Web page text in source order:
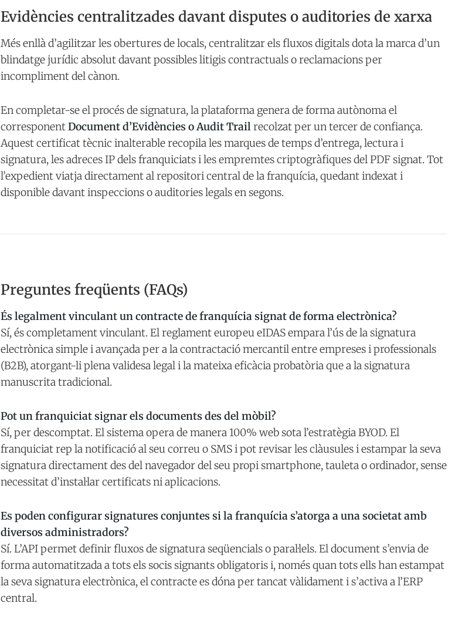
Evidències centralitzades davant disputes o auditories de xarxa
Més enllà d’agilitzar les obertures de locals, centralitzar els fluxos digitals dota la marca d’un
blindatge jurídic absolut davant possibles litigis contractuals o reclamacions per
incompliment del cànon.
En completar-se el procés de signatura, la plataforma genera de forma autònoma el
corresponentDocument d’Evidències o Audit Trailrecolzat per un tercer de confiança.
Aquest certificat tècnic inalterable recopila les marques de temps d’entrega, lectura i
signatura, les adreces IP dels franquiciats i les empremtes criptogràfiques del PDF signat. Tot
l’expedient viatja directament al repositori central de la franquícia, quedant indexat i
disponible davant inspeccions o auditories legals en segons.
Preguntes freqüents (FAQs)
És legalment vinculant un contracte de franquícia signat de forma electrònica?
Sí, és completament vinculant. El reglament europeu eIDAS empara l’ús de la signatura
electrònica simple i avançada per a la contractació mercantil entre empreses i professionals
(B2B), atorgant-li plena validesa legal i la mateixa eficàcia probatòria que a la signatura
manuscrita tradicional.
Pot un franquiciat signar els documents des del mòbil?
Sí, per descomptat. El sistema opera de manera 100% web sota l’estratègia BYOD. El
franquiciat rep la notificació al seu correu o SMS i pot revisar les clàusules i estampar la seva
signatura directament des del navegador del seu propi smartphone, tauleta o ordinador, sense
necessitat d’instal·lar certificats ni aplicacions.
Es poden configurar signatures conjuntes si la franquícia s’atorga a una societat amb
diversos administradors?
Sí. L’API permet definir fluxos de signatura seqüencials o paral·lels. El document s’envia de
forma automatitzada a tots els socis signants obligatoris i, només quan tots ells han estampat
la seva signatura electrònica, el contracte es dóna per tancat vàlidament i s’activa a l’ERP
central.